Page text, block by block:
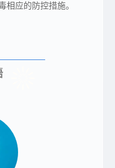
相应的防控措施。